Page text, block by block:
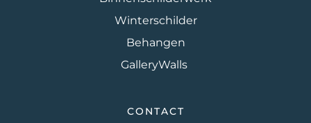
Winterschilder
Behangen
GalleryWalls
CONTACT